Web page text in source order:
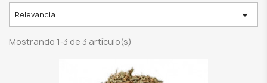
Relevancia 
Mostrando 1-3 de 3 artículo(s)